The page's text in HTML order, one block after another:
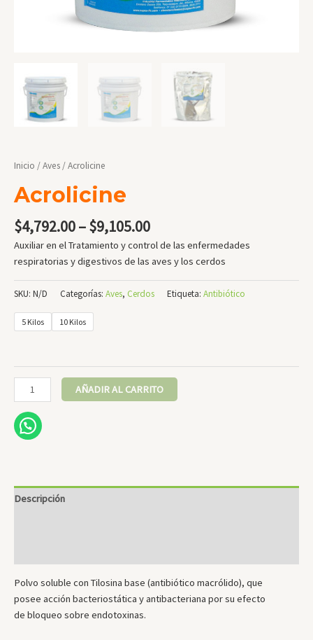
Inicio /Aves / Acrolicine
Acrolicine
$4,792.00–$9,105.00
Auxiliar en el Tratamiento y control de las enfermedades
respiratorias y digestivos de las aves y los cerdos
SKU: N/D Categorías: Aves, Cerdos Etiqueta: Antibiótico
5 Kilos 10 Kilos
Acrolicine
cantidad
AÑADIR AL CARRITO
Descripción
Polvo soluble con Tilosina base (antibiótico macrólido), que
posee acción bacteriostática y antibacteriana por su efecto
de bloqueo sobre endotoxinas.